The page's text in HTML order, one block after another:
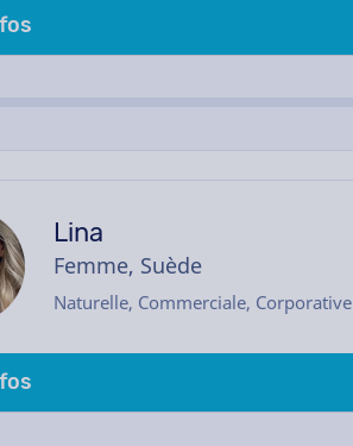
Lina
Femme, Suède
Naturelle, Commerciale, Corporative